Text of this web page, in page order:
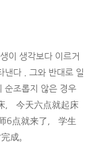
이 생각보다 이르거
낸다 . 그와 반대로 일
순조롭지 않은 경우
， 今天六点就起床
6点就来了， 学生
成。